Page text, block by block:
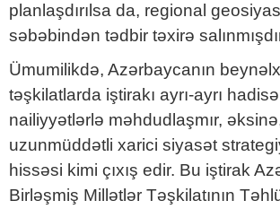
planlaşdırılsa da, regional
səbəbindən tədbir təxirə
Ümumilikdə, Azərbaycanın
təşkilatlarda iştirakı ayrı-ayrı
nailiyyətlərlə məhdudlaşmır,
uzunmüddətli xarici siyasət
hissəsi kimi çıxış edir. Bu iştirak
Birləşmiş Millətlər Təşkilatının